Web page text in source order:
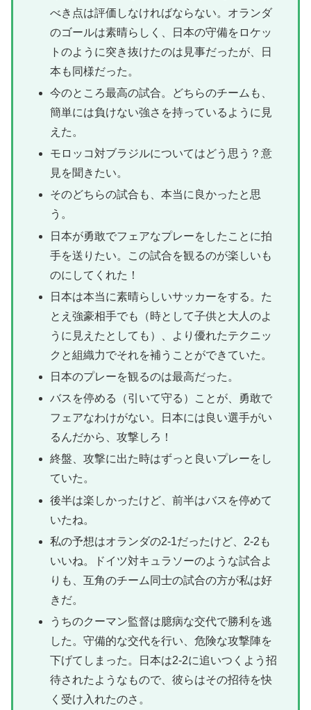
べき点は評価しなければならない。オランダ
のゴールは素晴らしく、日本の守備をロケッ
トのように突き抜けたのは見事だったが、日
本も同様だった。
今のところ最高の試合。どちらのチームも、
簡単には負けない強さを持っているように見
えた。
モロッコ対ブラジルについてはどう思う？意
見を聞きたい。
そのどちらの試合も、本当に良かったと思
う。
日本が勇敢でフェアなプレーをしたことに拍
手を送りたい。この試合を観るのが楽しいも
のにしてくれた！
日本は本当に素晴らしいサッカーをする。た
とえ強豪相手でも（時として子供と大人のよ
うに見えたとしても）、より優れたテクニッ
クと組織力でそれを補うことができていた。
日本のプレーを観るのは最高だった。
バスを停める（引いて守る）ことが、勇敢で
フェアなわけがない。日本には良い選手がい
るんだから、攻撃しろ！
終盤、攻撃に出た時はずっと良いプレーをし
ていた。
後半は楽しかったけど、前半はバスを停めて
いたね。
私の予想はオランダの2-1だったけど、2-2も
いいね。ドイツ対キュラソーのような試合よ
りも、互角のチーム同士の試合の方が私は好
きだ。
うちのクーマン監督は臆病な交代で勝利を逃
した。守備的な交代を行い、危険な攻撃陣を
下げてしまった。日本は2-2に追いつくよう招
待されたようなもので、彼らはその招待を快
く受け入れたのさ。